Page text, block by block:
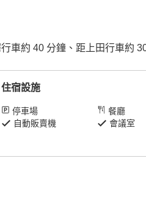
車約 40 分鐘、距上田行車約
住宿設施
停車場
餐廳
自動販賣機
會議室